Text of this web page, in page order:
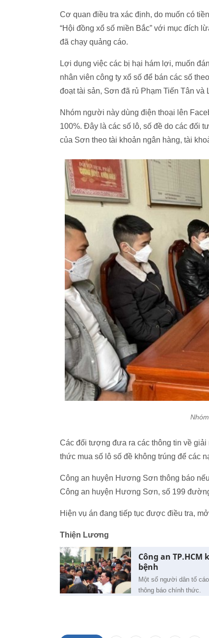
Cơ quan điều tra xác định, do muốn có
“Hội đồng xổ số miền Bắc” với mục đích
đã chạy quảng cáo.
Lợi dụng việc các bị hại hám lợi, muốn
nhân viên công ty xổ số để bán các số
đoạt tài sản, Sơn đã rủ Phạm Tiến Tân và
Nhóm người này dùng điện thoại lên
100%. Đây là các số lô, số đề do các đối
của Sơn theo tài khoản ngân hàng, tài
Các đối tượng đưa ra các thông tin về
thức mua số lô số đề không trúng để các
Công an huyện Hương Sơn thông báo
Công an huyện Hương Sơn, số 199
Hiện vụ án đang tiếp tục được điều tra,
Thiện Lương
Công an
bệnh
Một số người dân tố
thông báo chính thức.